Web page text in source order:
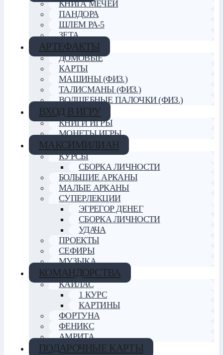
КНИГА МЕЧЕЙ
ПАНДОРА
ШЛЕМ РА-5
ЗЕТА
АРТЕФАКТЫ
ДОМОВЫЕ
КАРТЫ
МАШИНЫ (ФИЗ.)
ТАЛИСМАНЫ (ФИЗ.)
ВОЛШЕБНЫЕ ПАЛОЧКИ (ФИЗ.)
ВХОД В ИГРУ
КНИГИ ИГРЫ
МОНЕТЫ ИГРЫ
МАКСИМИЛИАН
КУРСЫ
СБОРКА ЛИЧНОСТИ
БОЛЬШИЕ АРКАНЫ
МАЛЫЕ АРКАНЫ
СУПЕРЛЕКЦИИ
ЭГРЕГОР ДЕНЕГ
СБОРКА ЛИЧНОСТИ
УДАЧА
ПРОЕКТЫ
СЕФИРЫ
МУЗЫКА
КОМАНДОРСТВА
КАЙЛАС
1 КУРС
КАРТИНЫ
ФОРТУНА
ФЕНИКС
АМРИТА
ПОДАРОЧНЫЕ КАРТЫ